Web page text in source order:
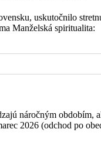
zveľaďujete našu
uskutočnilo
Manželská spiritualita:
náročným
2026 (odchod po